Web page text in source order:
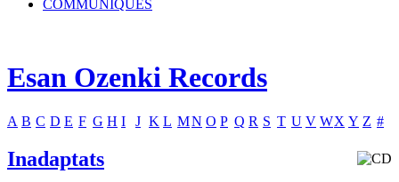
COMMUNIQUES
Esan Ozenki Records
A B C D E F G H I J K L MN O P Q R S T U V WX Y Z #
Inadaptats